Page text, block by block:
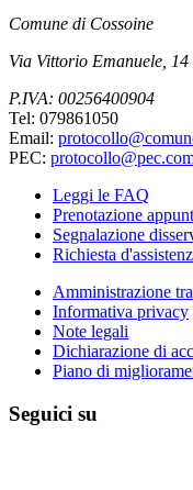
Comune di Cossoine
Via Vittorio Emanuele, 14
P.IVA: 00256400904
Tel: 079861050
Email:
PEC:
Leggi le FAQ
Prenotazione
Segnalazione
Richiesta
Amministrazione
Informativa privacy
Note legali
Dichiarazione di
Piano di
Seguici su